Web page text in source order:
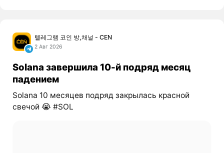
텔레그램 코인 방,채널 - CEN
2 Авг 2026
Solana завершила 10-й подряд месяц
падением
Solana 10 месяцев подряд закрылась красной
свечой 😭 #SOL